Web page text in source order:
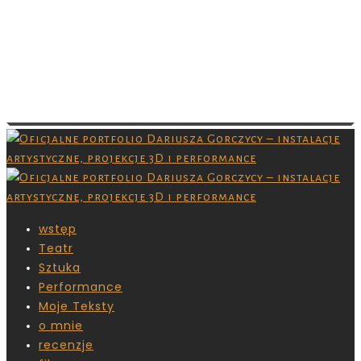
wstęp
Teatr
Sztuka
Performance
Moje Teksty
o mnie
recenzje